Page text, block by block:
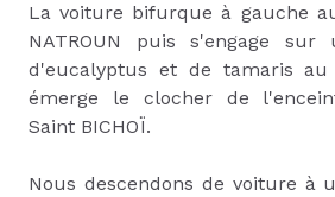
La voiture bifurque à gauche
NATROUN puis s'engage sur
d'eucalyptus et de tamaris
émerge le clocher de
Saint BICHOÏ.
Nous descendons de voiture à